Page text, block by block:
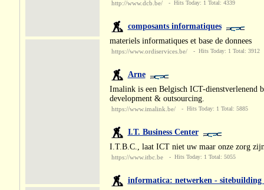
http://www.dcb.be/ - Hits Today: 1 Total: 4339
composants informatiques
materiels informatiques et base de donnees
https://www.ordiservices.be/ - Hits Today: 1 Total: 3912
Arne
Imalink is een Belgisch ICT-dienstverlenend
development & outsourcing.
https://www.imalink.be/ - Hits Today: 1 Total: 5885
I.T. Business Center
I.T.B.C., laat ICT niet uw maar onze zorg
https://www.itbc.be - Hits Today: 1 Total: 5055
informatica: netwerken - sitebuilding